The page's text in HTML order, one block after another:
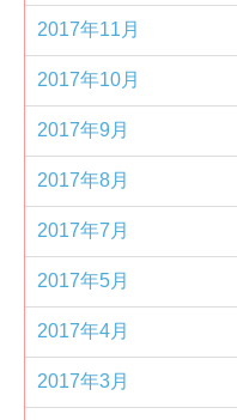
2017年11月
2017年10月
2017年9月
2017年8月
2017年7月
2017年5月
2017年4月
2017年3月